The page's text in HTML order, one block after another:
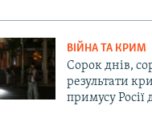
ВІЙНА ТА КРИМ
Сорок днів,
результати
примусу Росії